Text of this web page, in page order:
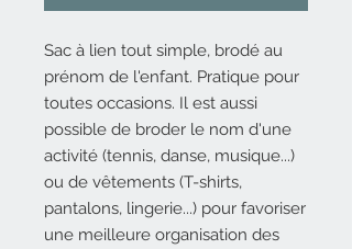
Sac à lien tout simple, brodé au
prénom de l'enfant. Pratique pour
toutes occasions. Il est aussi
possible de broder le nom d'une
activité (tennis, danse, musique...)
ou de vêtements (T-shirts,
pantalons, lingerie...) pour favoriser
une meilleure organisation des